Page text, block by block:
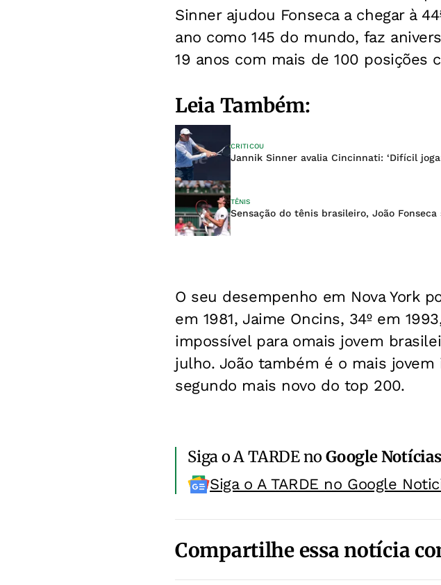
Sinner ajudou Fonseca a chegar à
ano como 145 do mundo, faz
19 anos com mais de 100 posições
Leia Também:
CRITICOU
Jannik Sinner avalia Cincinnati: ‘Difícil
TÊNIS
Sensação do tênis brasileiro, João
O seu desempenho em Nova York
em 1981, Jaime Oncins, 34º em
impossível para omais jovem
julho. João também é o mais
segundo mais novo do top 200.
Siga o A TARDE noGoogle Notícias
Siga o A TARDE no Google
Compartilhe essa notícia